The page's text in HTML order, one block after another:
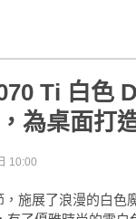
Ti 白色
為桌面打
10:00
施展了浪漫的白